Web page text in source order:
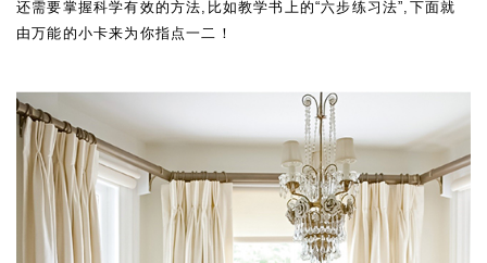
还需要掌握科学有效的方法,比如教学书上的“六步练习法” ,下面就
由万能的小卡来为你指点一二！